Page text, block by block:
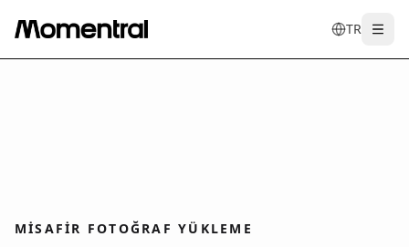
TR
entrdees
MISAFIR FOTOĞRAF YÜKLEME